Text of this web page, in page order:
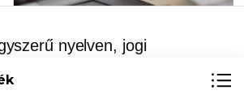
nyelven, jogi
készült. Egyszerűen